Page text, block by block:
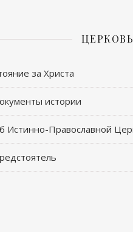
ЦЕРКОВЬ
за Христа
истории
Истинно-Православной